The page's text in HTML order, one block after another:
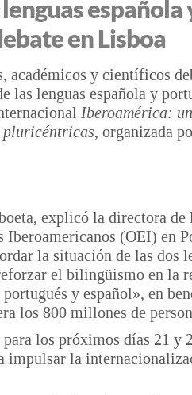
española
en Lisboa
académicos y científicos
las lenguas española y
Iberoamérica:
pluricéntricas, organizada
explicó la directora de
Iberoamericanos (OEI) en
la situación de las dos
el bilingüismo en la
y español», en
los 800 millones de
los próximos días 21 y
impulsar la